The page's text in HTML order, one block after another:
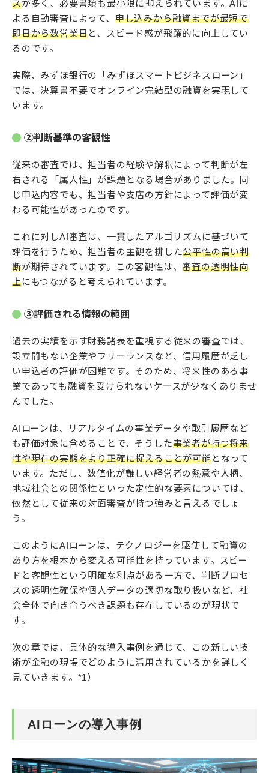
スが多く、必要書類も最小限に抑えられています。AIに
よる自動審査によって、 申し込みから融資までが最短で
即日から数営業日と、スピード感が飛躍的に向上してい
るのです。
実際、みずほ銀行の「みずほスマートビジネスローン」
では、決算書不要でオンライン完結型の融資を実現して
います。
②判断基準の客観性
従来の審査では、担当者の経験や解釈によって判断が左
右される「属人性」が課題となる場合がありました。同
じ申込内容でも、担当者や支店の方針によって評価が変
わる可能性があったのです。
これに対しAI審査は、一貫したアルゴリズムに基づいて
評価を行うため、担当者の主観を排した公平性の高い判
断が期待されています。この客観性は、審査の透明性向
上にもつながると考えられています。
③評価される情報の範囲
過去の実績を示す財務諸表を重視する従来の審査では、
設立間もない企業やフリーランスなど、信用履歴が乏し
い申込者の評価が困難です。そのため、将来性のある事
業であっても融資を受けられないケースが少なくありませ
んでした。
AIローンは、リアルタイムの事業データや取引履歴など
も評価対象に含めることで、そうした事業者が持つ将来
性や現在の実態をより正確に捉えることが可能となって
います。ただし、数値化が難しい経営者の熱意や人柄、
地域社会との関係性といった定性的な要素については、
依然として従来の対面審査が持つ強みと言えるでしょ
う。
このようにAIローンは、テクノロジーを駆使して融資の
あり方を根本から変える可能性を持っています。スピー
ドと客観性という明確な利点がある一方で、判断プロセ
スの透明性確保や個人データの適切な取り扱いなど、社
会全体で向き合うべき課題も存在しているのが現状で
す。
次の章では、具体的な導入事例を通じて、この新しい技
術が金融の現場でどのように活用されているかを詳しく
見ていきます。*1）
AIローンの導入事例